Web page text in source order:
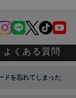
よくある質問
ドを忘れてしまった